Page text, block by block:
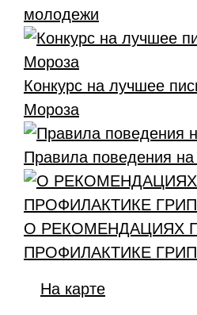
молодежи
Конкурс на лучшее
Мороза
Правила поведения
О РЕКОМЕНДАЦИЯХ
ПРОФИЛАКТИКЕ
На карте